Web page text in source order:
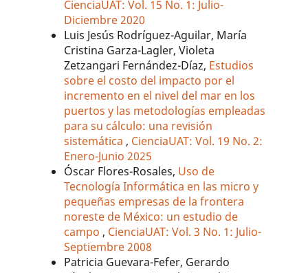
CienciaUAT: Vol. 15 No. 1: Julio-
Diciembre 2020
Luis Jesús Rodríguez-Aguilar, María
Cristina Garza-Lagler, Violeta
Zetzangari Fernández-Díaz, Estudios
sobre el costo del impacto por el
incremento en el nivel del mar en los
puertos y las metodologías empleadas
para su cálculo: una revisión
sistemática , CienciaUAT: Vol. 19 No. 2:
Enero-Junio 2025
Óscar Flores-Rosales, Uso de
Tecnología Informática en las micro y
pequeñas empresas de la frontera
noreste de México: un estudio de
campo , CienciaUAT: Vol. 3 No. 1: Julio-
Septiembre 2008
Patricia Guevara-Fefer, Gerardo